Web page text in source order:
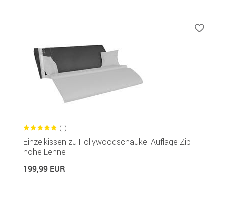
(1)
Einzelkissen zu Hollywoodschaukel Auflage Zip
hohe Lehne
199,99 EUR